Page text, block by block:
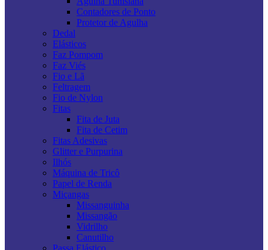
Contadores de Ponto
Protetor de Agulha
Dedal
Elásticos
Faz Pompom
Faz Viés
Fio e Lã
Feltragem
Fio de Nylon
Fitas
Fita de Juta
Fita de Cetim
Fitas Adesivas
Glitter e Purpurina
Ilhós
Máquina de Tricô
Papel de Renda
Miçangas
Missanguinha
Missangão
Vidrilho
Canutilho
Passa Elástico